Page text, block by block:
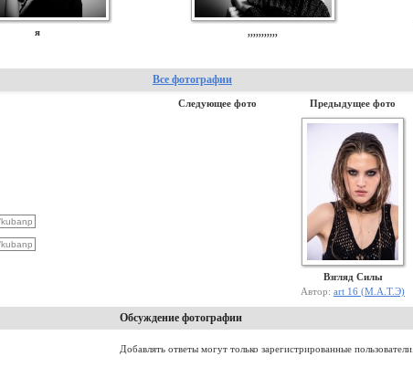
я ,,,,,,,,,,,
Все фотографии
Следующее фото Предыдущее фото
Взгляд Силы
Автор: art 16 (М.А.Т.Э)
Обсуждение фотографии
Добавлять ответы могут только зарегистрированные пользователи.